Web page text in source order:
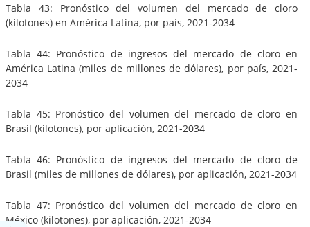
Tabla 43: Pronóstico del volumen del mercado de cloro
(kilotones) en América Latina, por país, 2021-2034
Tabla 44: Pronóstico de ingresos del mercado de cloro en
América Latina (miles de millones de dólares), por país, 2021-
2034
Tabla 45: Pronóstico del volumen del mercado de cloro en
Brasil (kilotones), por aplicación, 2021-2034
Tabla 46: Pronóstico de ingresos del mercado de cloro de
Brasil (miles de millones de dólares), por aplicación, 2021-2034
Tabla 47: Pronóstico del volumen del mercado de cloro en
México (kilotones), por aplicación, 2021-2034